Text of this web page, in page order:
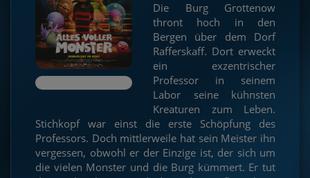
Die Burg Grottenow
thront hoch in den
Bergen über dem Dorf
Rafferskaff. Dort erweckt
ein exzentrischer
Professor in seinem
Labor seine kühnsten
Kreaturen zum Leben.
Stichkopf war einst die erste Schöpfung des
Professors. Doch mittlerweile hat sein Meister ihn
vergessen, obwohl er der Einzige ist, der sich um
die vielen Monster und die Burg kümmert. Er tut